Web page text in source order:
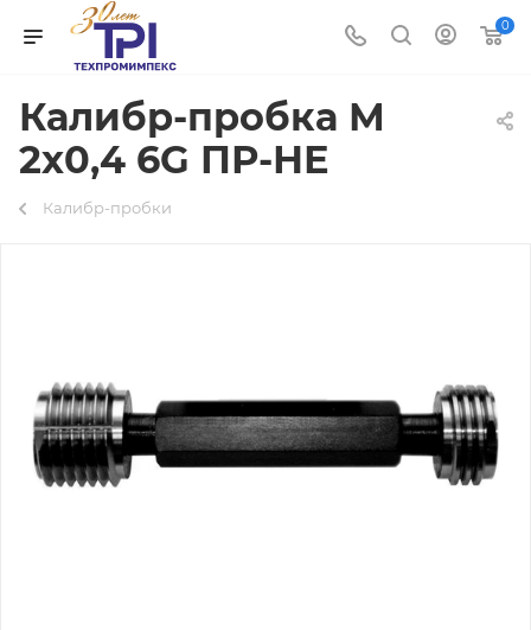
0
Калибр-пробка М
2х0,4 6G ПР-НЕ
Калибр-пробки